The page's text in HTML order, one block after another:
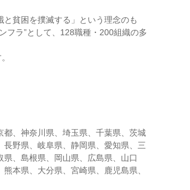
と貧困を撲滅する」という理念のも
フラ”として、128職種・200組織の多
、神奈川県、埼玉県、千葉県、茨城
野県、岐阜県、静岡県、愛知県、三
、島根県、岡山県、広島県、山口
本県、大分県、宮崎県、鹿児島県、